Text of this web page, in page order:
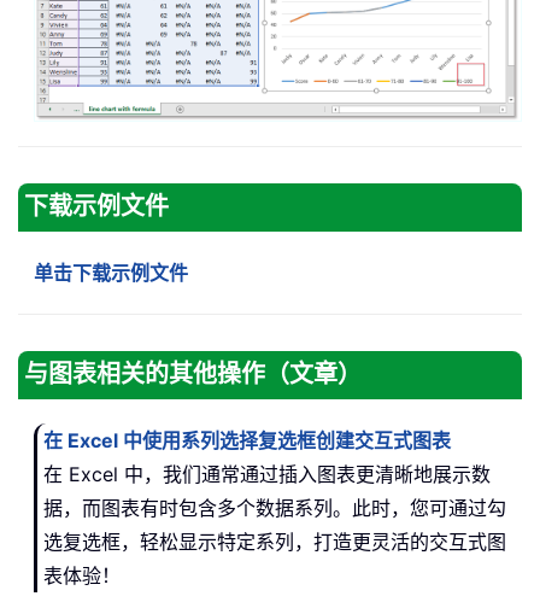
下载示例文件
单击下载示例文件
与图表相关的其他操作（文章）
在 Excel 中使用系列选择复选框创建交互式图表
在 Excel 中，我们通常通过插入图表更清晰地展示数
据，而图表有时包含多个数据系列。此时，您可通过勾
选复选框，轻松显示特定系列，打造更灵活的交互式图
表体验！